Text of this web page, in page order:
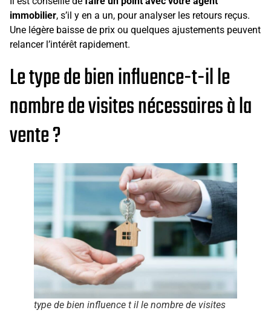
immobilier, s’il y en a un, pour analyser les retours reçus.
Une légère baisse de prix ou quelques ajustements peuvent
relancer l’intérêt rapidement.
Le type de bien influence-t-il le
nombre de visites nécessaires à la
vente ?
type de bien influence t il le nombre de visites